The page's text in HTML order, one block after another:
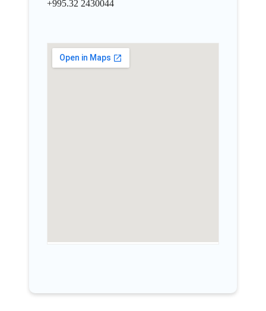
+995.32 2430044